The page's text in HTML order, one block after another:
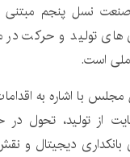
صنعت نسل پنجم
های تولید و حرکت
است.
با اشاره به
از تولید، تحول در
بانکداری دیجیتال و